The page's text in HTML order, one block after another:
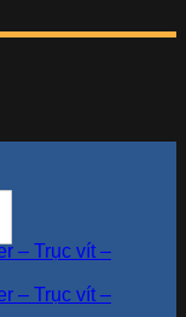
– Trục vít –
– Trục vít –